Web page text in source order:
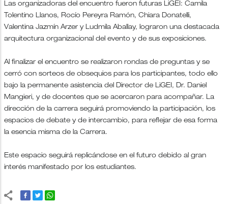
Las organizadoras del encuentro fueron futuras LiGEI: Camila
Tolentino Llanos, Rocío Pereyra Ramón, Chiara Donatelli,
Valentina Jazmín Arzer y Ludmila Aballay, lograron una destacada
arquitectura organizacional del evento y de sus exposiciones.
Al finalizar el encuentro se realizaron rondas de preguntas y se
cerró con sorteos de obsequios para los participantes, todo ello
bajo la permanente asistencia del Director de LiGEI, Dr. Daniel
Mangieri, y de docentes que se acercaron para acompañar. La
dirección de la carrera seguirá promoviendo la participación, los
espacios de debate y de intercambio, para reflejar de esa forma
la esencia misma de la Carrera.
Este espacio seguirá replicándose en el futuro debido al gran
interés manifestado por los estudiantes.